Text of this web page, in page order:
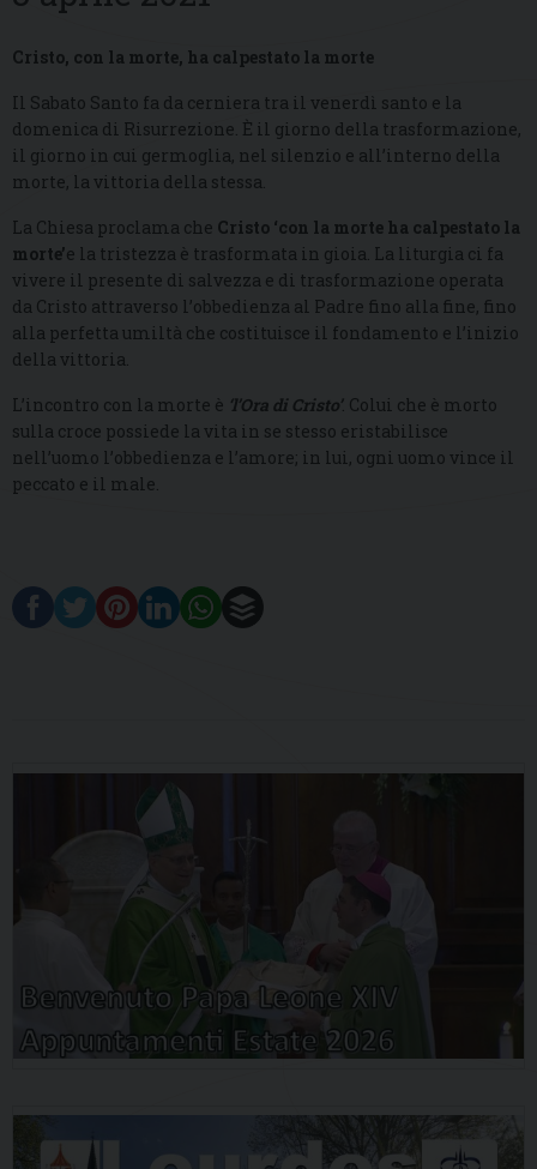
Cristo, con la morte, ha calpestato la morte
Il Sabato Santo fa da cerniera tra il venerdì santo e la
domenica di Risurrezione. È il giorno della trasformazione,
il giorno in cui germoglia, nel silenzio e all’interno della
morte, la vittoria della stessa.
La Chiesa proclama che Cristo ‘con la morte ha calpestato la
morte’e la tristezza è trasformata in gioia. La liturgia ci fa
vivere il presente di salvezza e di trasformazione operata
da Cristo attraverso l’obbedienza al Padre fino alla fine, fino
alla perfetta umiltà che costituisce il fondamento e l’inizio
della vittoria.
L’incontro con la morte è ‘l’Ora di Cristo’. Colui che è morto
sulla croce possiede la vita in se stesso eristabilisce
nell’uomo l’obbedienza e l’amore; in lui, ogni uomo vince il
peccato e il male.